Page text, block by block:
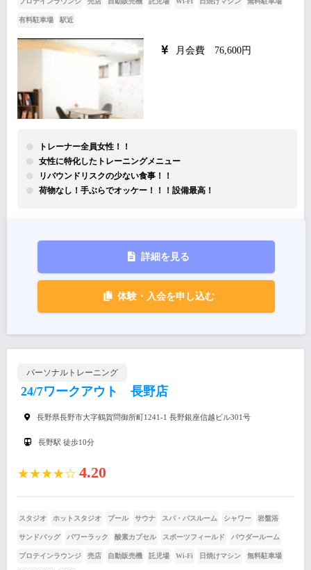
有料駐車場 駅近
月会費 76,600円
トレーナー全員女性！！
女性に特化したトレーニングメニュー
リバウンドリスクの少ない食事！！
荷物なし！手ぶらでオッケー！！！設備最高！
詳細を見る
体験・入会を申し込む
パーソナルトレーニング
24/7ワークアウト 長野店
長野県長野市大字鶴賀問御所町1241-1 長野銀座信越ビル301号
長野駅 徒歩10分
★★★★☆ 4.20
スタジオ ホットスタジオ プール サウナ スパ・バスルーム シャワー 岩盤浴
サンドバッグ パワーラック 酸素カプセル スポーツフィールド パウダールーム
プロテインラウンジ 売店 自動販売機 託児場 Wi-Fi 日焼けマシン 無料駐車場